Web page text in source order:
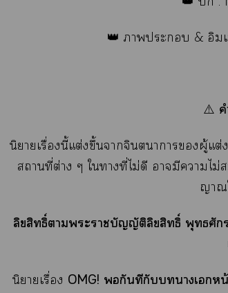
👑 าะ & อิ
⚠️
นิยายเรื่องนี้แต่งขึ้นาจินตนาการผู้แ
สถานที่ต่าง ๆ ใาที่ไม่ดี ามีาไ
ญาณ
ลิขสิทธิ์าะาบัญญัติลิขสิทธิ์ พุทธศั
นิยายเรื่อง OMG! พอกันทีกับาเหน้